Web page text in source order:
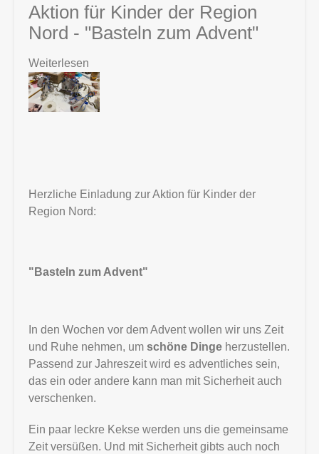
Aktion für Kinder der Region
Nord - "Basteln zum Advent"
Weiterlesen
Aktion
für
Kinder
"Basteln
zum
Herzliche Einladung zur Aktion für Kinder der
Region Nord:
"Basteln zum Advent"
In den Wochen vor dem Advent wollen wir uns Zeit
und Ruhe nehmen, um schöne Dinge herzustellen.
Passend zur Jahreszeit wird es adventliches sein,
das ein oder andere kann man mit Sicherheit auch
verschenken.
Ein paar leckre Kekse werden uns die gemeinsame
Zeit versüßen. Und mit Sicherheit gibts auch noch